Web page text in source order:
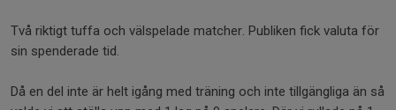
Två riktigt tuffa och välspelade matcher. Publiken fick valuta för
sin spenderade tid.
Då en del inte är helt igång med träning och inte tillgängliga än så